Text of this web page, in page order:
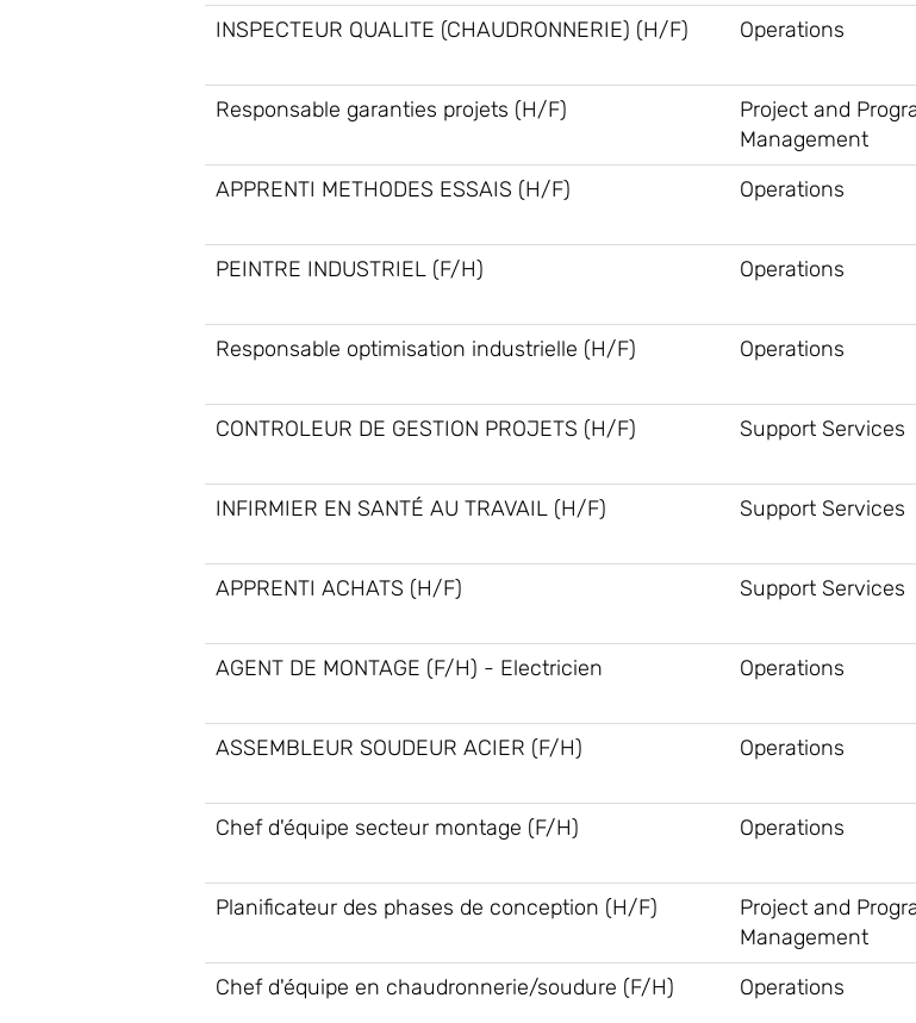
INSPECTEUR QUALITE (CHAUDRONNERIE) (H/F) Operations
Responsable garanties projets (H/F)
Project and
Management
APPRENTI METHODES ESSAIS (H/F) Operations
PEINTRE INDUSTRIEL (F/H) Operations
Responsable optimisation industrielle (H/F) Operations
CONTROLEUR DE GESTION PROJETS (H/F) Support Services
INFIRMIER EN SANTÉ AU TRAVAIL (H/F) Support Services
APPRENTI ACHATS (H/F) Support Services
AGENT DE MONTAGE (F/H) - Electricien Operations
ASSEMBLEUR SOUDEUR ACIER (F/H) Operations
Chef d'équipe secteur montage (F/H) Operations
Planificateur des phases de conception (H/F)
Project and
Management
Chef d'équipe en chaudronnerie/soudure (F/H) Operations